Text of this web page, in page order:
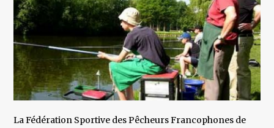
La Fédération Sportive des Pêcheurs Francophones de